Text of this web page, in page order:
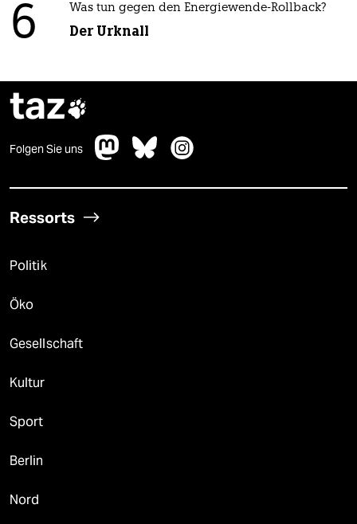
6 Was tun gegen den Energiewende-Rollback?
Der Urknall
taz
Folgen Sie uns
Ressorts
Politik
Öko
Gesellschaft
Kultur
Sport
Berlin
Nord